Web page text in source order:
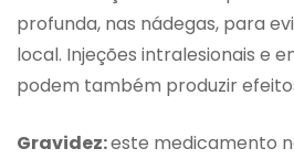
profunda, nas nádegas, para
local. Injeções intralesionais e
podem também produzir
Gravidez:este medicamento